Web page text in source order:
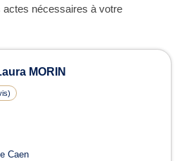
nécessaires à votre
MORIN
)
Caen